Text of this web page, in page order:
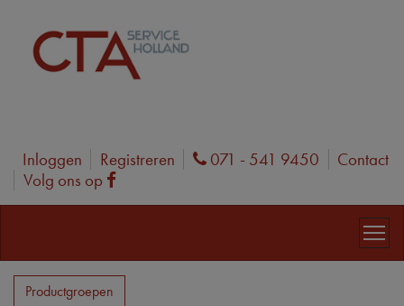
Inloggen Registreren Phone
071 - 541 9450
Contact
Volg ons op
Facebook
Productgroepen